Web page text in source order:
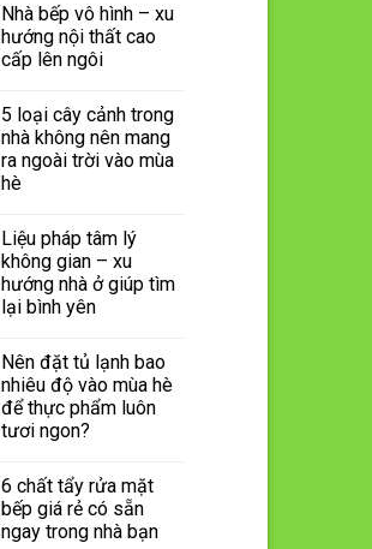
Nhà bếp vô hình – xu
hướng nội thất cao
cấp lên ngôi
5 loại cây cảnh trong
nhà không nên mang
ra ngoài trời vào mùa
hè
Liệu pháp tâm lý
không gian – xu
hướng nhà ở giúp tìm
lại bình yên
Nên đặt tủ lạnh bao
nhiêu độ vào mùa hè
để thực phẩm luôn
tươi ngon?
6 chất tẩy rửa mặt
bếp giá rẻ có sẵn
ngay trong nhà bạn